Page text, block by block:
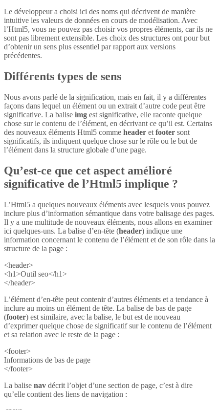
Le développeur a choisi ici des noms qui décrivent de manière
intuitive les valeurs de données en cours de modélisation. Avec
l’Html5, vous ne pouvez pas choisir vos propres éléments, car ils ne
sont pas librement extensible. Les choix des structures ont pour but
d’obtenir un sens plus essentiel par rapport aux versions
précédentes.
Différents types de sens
Nous avons parlé de la signification, mais en fait, il y a différentes
façons dans lequel un élément ou un extrait d’autre code peut être
significative. La balise img est significative, elle raconte quelque
chose sur le contenu de l’élément, en décrivant ce qu’il est. Certains
des nouveaux éléments Html5 comme header et footer sont
significatifs, ils indiquent quelque chose sur le rôle ou le but de
l’élément dans la structure globale d’une page.
Qu’est-ce que cet aspect amélioré
significative de l’Html5 implique ?
L’Html5 a quelques nouveaux éléments avec lesquels vous pouvez
inclure plus d’information sémantique dans votre balisage des pages.
Il y a une multitude de nouveaux éléments, nous allons en examiner
ici quelques-uns. La balise d’en-tête (header) indique une
information concernant le contenu de l’élément et de son rôle dans la
structure de la page :
<header>
<h1>Outil seo</h1>
</header>
L’élément d’en-tête peut contenir d’autres éléments et a tendance à
inclure au moins un élément de tête. La balise de bas de page
(footer) est similaire, avec la balise, le but est de nouveau
d’exprimer quelque chose de significatif sur le contenu de l’élément
et sa relation avec le reste de la page :
<footer>
Informations de bas de page
</footer>
La balise nav décrit l’objet d’une section de page, c’est à dire
qu’elle contient des liens de navigation :